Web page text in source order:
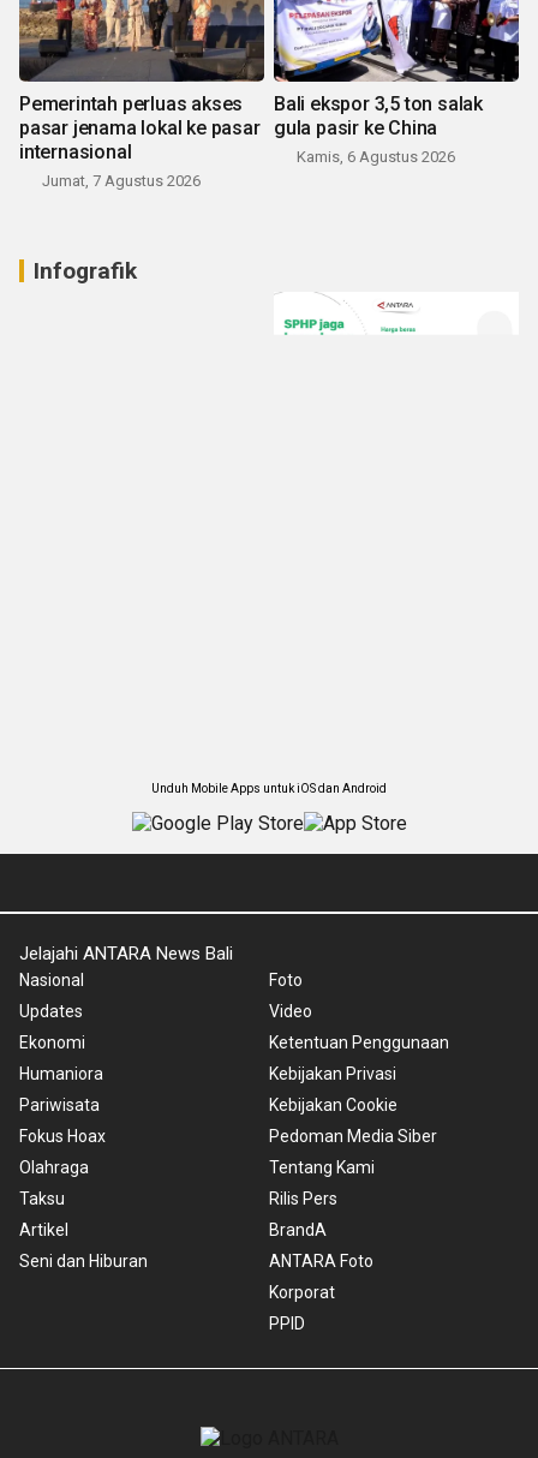
Pemerintah perluas akses
pasar jenama lokal ke pasar
internasional
Jumat, 7 Agustus 2026
Bali ekspor 3,5 ton salak
gula pasir ke China
Kamis, 6 Agustus 2026
Infografik
Unduh Mobile Apps untuk iOS dan Android
Jelajahi ANTARA News Bali
Nasional
Updates
Ekonomi
Humaniora
Pariwisata
Fokus Hoax
Olahraga
Taksu
Artikel
Seni dan Hiburan
Foto
Video
Ketentuan Penggunaan
Kebijakan Privasi
Kebijakan Cookie
Pedoman Media Siber
Tentang Kami
Rilis Pers
BrandA
ANTARA Foto
Korporat
PPID